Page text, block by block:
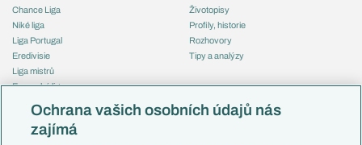
Chance Liga
Niké liga
Liga Portugal
Eredivisie
Liga mistrů
Evropská liga
Mistrovství světa
Liga národů
Životopisy
Profily, historie
Rozhovory
Tipy a analýzy
Česko
Ochrana vašich osobních údajů nás
zajímá